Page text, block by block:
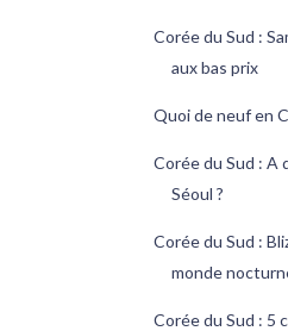
Corée du Sud :
aux bas prix
Quoi de neuf en
Corée du Sud : A
Séoul ?
Corée du Sud :
monde
Corée du Sud : 5